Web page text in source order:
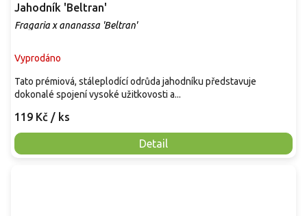
Jahodník 'Beltran'
Fragaria x ananassa 'Beltran'
Vyprodáno
119 Kč / ks
Detail
Tato prémiová, stáleplodící odrůda jahodníku představuje
dokonalé spojení vysoké užitkovosti a...